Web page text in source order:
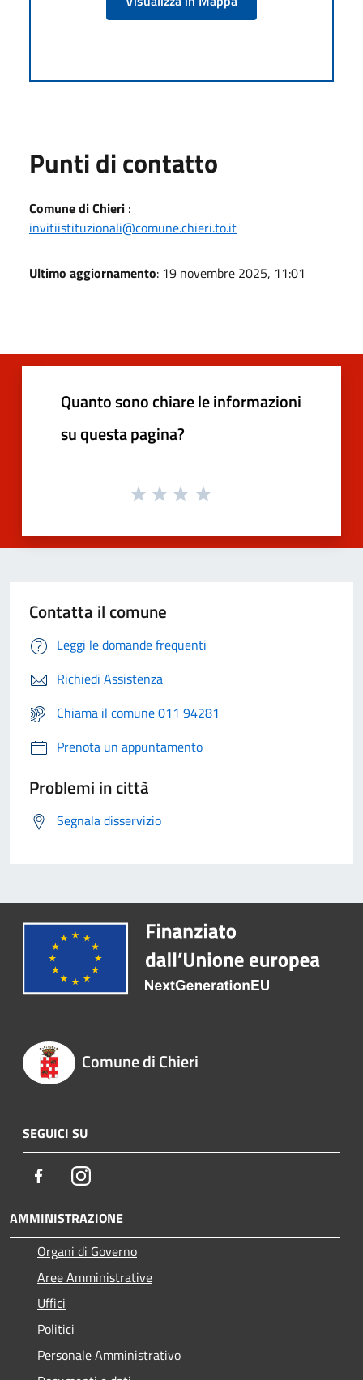
Punti di contatto
Comune di Chieri :
invitiistituzionali@comune.chieri.to.it
Ultimo aggiornamento: 19 novembre 2025, 11:01
Quanto sono chiare le informazioni
su questa pagina?
Contatta il comune
Leggi le domande frequenti
Richiedi Assistenza
Chiama il comune 011 94281
Prenota un appuntamento
Problemi in città
Segnala disservizio
Comune di Chieri
SEGUICI SU
FacebookInstagram
AMMINISTRAZIONE
Organi di Governo
Aree Amministrative
Uffici
Politici
Personale Amministrativo